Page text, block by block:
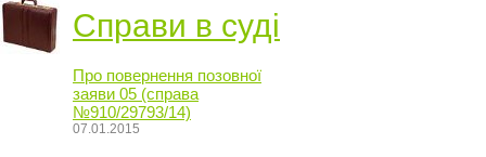
Справи в суді
Про повернення позовної
заяви 05 (справа
№910/29793/14)
07.01.2015